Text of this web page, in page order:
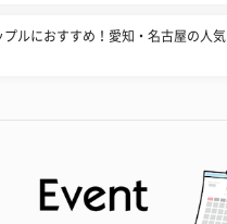
プルにおすすめ！愛知・名古屋の人